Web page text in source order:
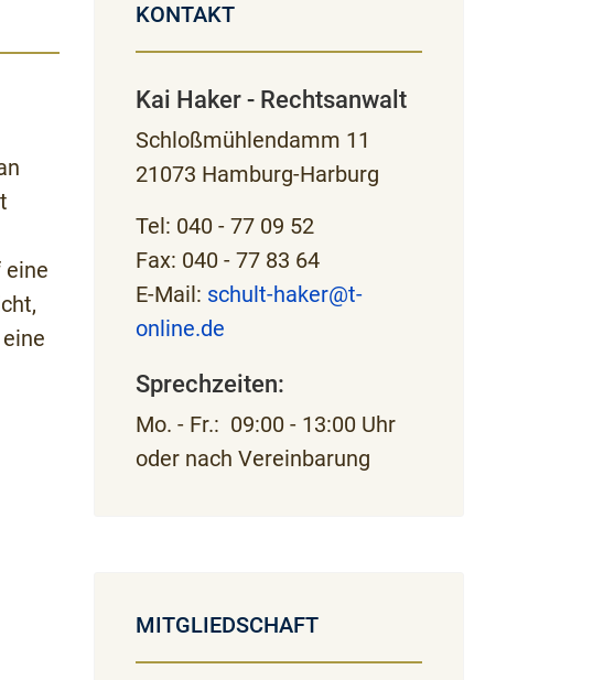
eine
KONTAKT
Kai Haker - Rechtsanwalt
Schloßmühlendamm 11
21073 Hamburg-Harburg
Tel: 040 - 77 09 52
Fax: 040 - 77 83 64
E-Mail: schult-haker@t-
online.de
Sprechzeiten:
Mo. - Fr.: 09:00 - 13:00 Uhr
oder nach Vereinbarung
MITGLIEDSCHAFT